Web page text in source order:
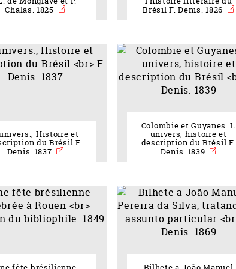
Chalas. 1825
Brésil F. Denis. 1826
Histoire et
du Brésil F.
Denis. 1837
Colombie et Guyanes. L
univers, histoire et
description du Brésil F.
Denis. 1839